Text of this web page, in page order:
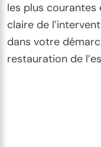
les plus courantes
claire de
dans votre
restauration de